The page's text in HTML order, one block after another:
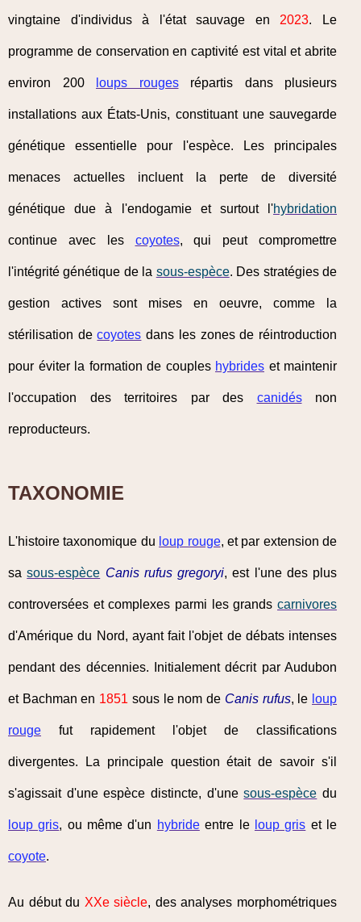
vingtaine d'individus à l'état sauvage en 2023. Le
programme de conservation en captivité est vital et abrite
environ 200 loups rougesrépartis dans plusieurs
installations aux États-Unis, constituant une sauvegarde
génétique essentielle pour l'espèce. Les principales
menaces actuelles incluent la perte de diversité
génétique due à l'endogamie et surtout l'hybridation
continue avec les coyotes, qui peut compromettre
l'intégrité génétique de la sous-espèce. Des stratégies de
gestion actives sont mises en oeuvre, comme la
stérilisation decoyotes dans les zones de réintroduction
pour éviter la formation de couples hybrides et maintenir
l'occupation des territoires par des canidésnon
reproducteurs.
TAXONOMIE
L'histoire taxonomique du loup rouge, et par extension de
sasous-espèce Canis rufus gregoryi, est l'une des plus
controversées et complexes parmi les grands carnivores
d'Amérique du Nord, ayant fait l'objet de débats intenses
pendant des décennies. Initialement décrit par Audubon
et Bachman en 1851 sous le nom de Canis rufus, le loup
rouge fut rapidement l'objet de classifications
divergentes. La principale question était de savoir s'il
s'agissait d'une espèce distincte, d'unesous-espèce du
loup gris, ou même d'un hybrideentre le loup gris et le
coyote.
Au début du XXe siècle, des analyses morphométriques